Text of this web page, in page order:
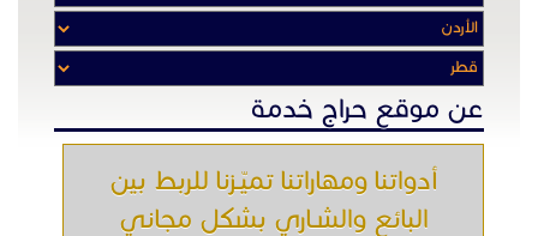
عن موقع حراج خدمة
أدواتنا ومهاراتنا تميّـزنا للربط بين
البائع والشـاري بشكل مجاني